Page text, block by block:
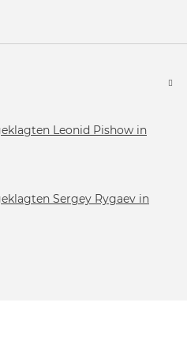
Leonid Pishow in
Sergey Rygaev in